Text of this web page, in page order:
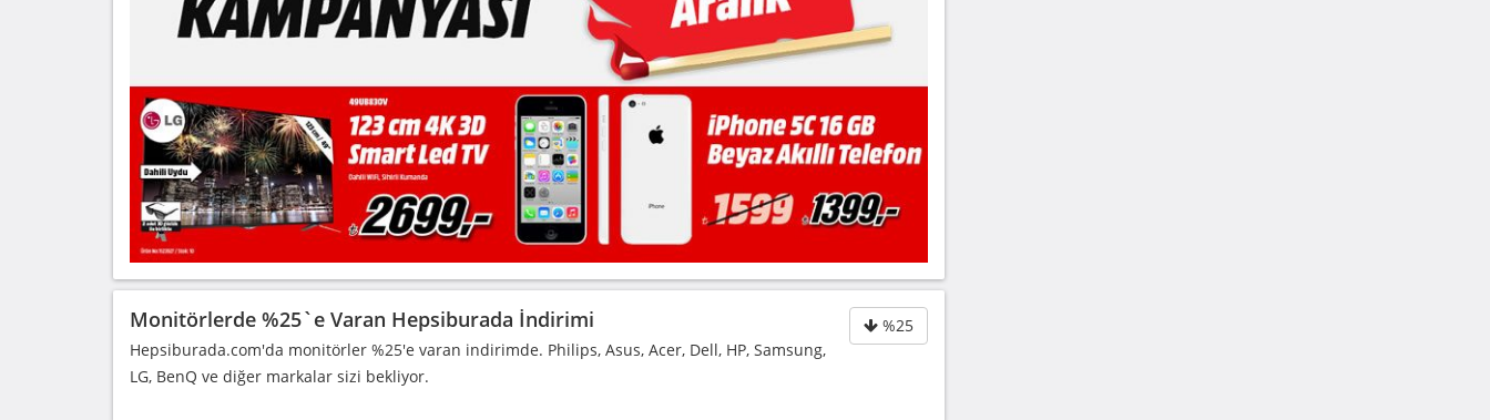
%25
Monitörlerde %25`e Varan Hepsiburada İndirimi
Hepsiburada.com'da monitörler %25'e varan indirimde. Philips, Asus, Acer, Dell, HP, Samsung,
LG, BenQ ve diğer markalar sizi bekliyor.